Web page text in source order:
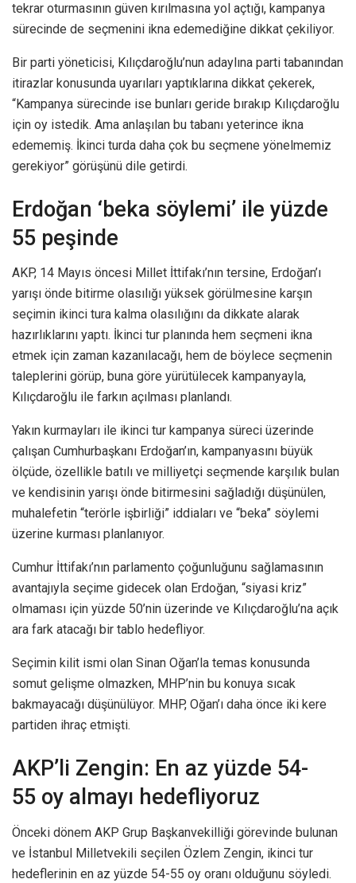
tekrar oturmasının güven kırılmasına yol açtığı, kampanya
sürecinde de seçmenini ikna edemediğine dikkat çekiliyor.
Bir parti yöneticisi, Kılıçdaroğlu’nun adaylına parti tabanından
itirazlar konusunda uyarıları yaptıklarına dikkat çekerek,
“Kampanya sürecinde ise bunları geride bırakıp Kılıçdaroğlu
için oy istedik. Ama anlaşılan bu tabanı yeterince ikna
edememiş. İkinci turda daha çok bu seçmene yönelmemiz
gerekiyor” görüşünü dile getirdi.
Erdoğan ‘beka söylemi’ ile yüzde
55 peşinde
AKP, 14 Mayıs öncesi Millet İttifakı’nın tersine, Erdoğan’ı
yarışı önde bitirme olasılığı yüksek görülmesine karşın
seçimin ikinci tura kalma olasılığını da dikkate alarak
hazırlıklarını yaptı. İkinci tur planında hem seçmeni ikna
etmek için zaman kazanılacağı, hem de böylece seçmenin
taleplerini görüp, buna göre yürütülecek kampanyayla,
Kılıçdaroğlu ile farkın açılması planlandı.
Yakın kurmayları ile ikinci tur kampanya süreci üzerinde
çalışan Cumhurbaşkanı Erdoğan’ın, kampanyasını büyük
ölçüde, özellikle batılı ve milliyetçi seçmende karşılık bulan
ve kendisinin yarışı önde bitirmesini sağladığı düşünülen,
muhalefetin “terörle işbirliği” iddiaları ve “beka” söylemi
üzerine kurması planlanıyor.
Cumhur İttifakı’nın parlamento çoğunluğunu sağlamasının
avantajıyla seçime gidecek olan Erdoğan, “siyasi kriz”
olmaması için yüzde 50’nin üzerinde ve Kılıçdaroğlu’na açık
ara fark atacağı bir tablo hedefliyor.
Seçimin kilit ismi olan Sinan Oğan’la temas konusunda
somut gelişme olmazken, MHP’nin bu konuya sıcak
bakmayacağı düşünülüyor. MHP, Oğan’ı daha önce iki kere
partiden ihraç etmişti.
AKP’li Zengin: En az yüzde 54-
55 oy almayı hedefliyoruz
Önceki dönem AKP Grup Başkanvekilliği görevinde bulunan
ve İstanbul Milletvekili seçilen Özlem Zengin, ikinci tur
hedeflerinin en az yüzde 54-55 oy oranı olduğunu söyledi.